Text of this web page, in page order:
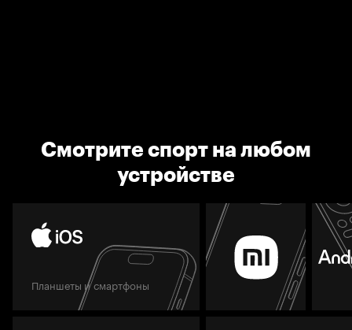
Смотрите спорт на любом
устройстве
Планшеты и смартфоны